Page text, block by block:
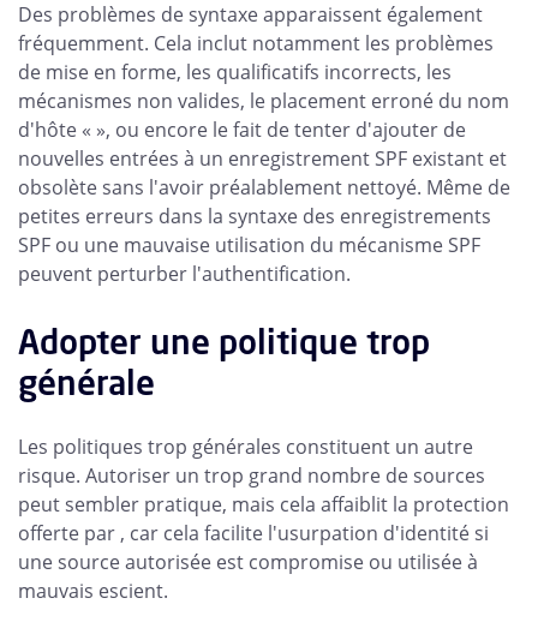
Des problèmes de syntaxe apparaissent également
fréquemment. Cela inclut notamment les problèmes
de mise en forme, les qualificatifs incorrects, les
mécanismes non valides, le placement erroné du nom
d'hôte « », ou encore le fait de tenter d'ajouter de
nouvelles entrées à un enregistrement SPF existant et
obsolète sans l'avoir préalablement nettoyé. Même de
petites erreurs dans la syntaxe des enregistrements
SPF ou une mauvaise utilisation du mécanisme SPF
peuvent perturber l'authentification.
Adopter une politique trop
générale
Les politiques trop générales constituent un autre
risque. Autoriser un trop grand nombre de sources
peut sembler pratique, mais cela affaiblit la protection
offerte par , car cela facilite l'usurpation d'identité si
une source autorisée est compromise ou utilisée à
mauvais escient.